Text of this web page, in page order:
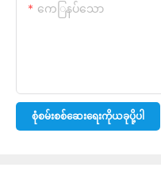
ကေြနပ်သော
စုံစမ်းစစ်ဆေးရေးကိုယခုပို့ပါ